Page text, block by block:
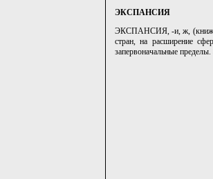
ЭКСПАНСИЯ
ЭКСПАНСИЯ, -и, ж, (книжн.).
стран, на расширение
запервоначальные